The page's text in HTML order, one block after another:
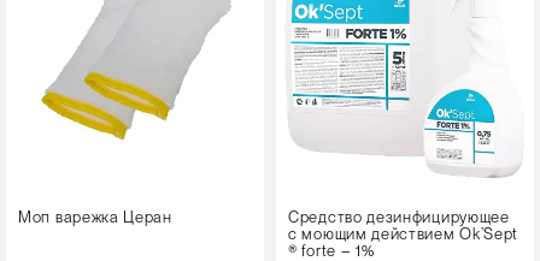
Моп варежка Церан
Средство дезинфицирующее
с моющим действием Ok’Sept
® forte – 1%
упаковки
Флакон с триггером